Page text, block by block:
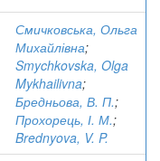
Смичковська, Ольга
Михайлівна;
Smychkovska, Olga
Mykhailivna;
Бредньова, В. П.;
Прохорець, І. М.;
Brednyova, V. P.